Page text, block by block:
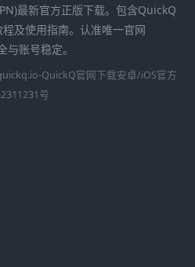
最新官方正版下载。包含QuickQ
及使用指南。认准唯一官网
账号稳定。
QuickQ官网下载安卓/iOS官方
号